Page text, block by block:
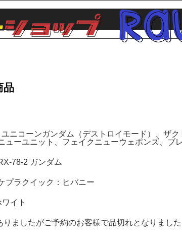
品
ユニコーンガンダム（デストロイモード）、ザ
ューユニット、フェイクニューウェポンズ、ブ
78-2 ガンダム
プラクイック：ヒバニー
ワイト
ましたがご予約のお客様で品切れとなりました